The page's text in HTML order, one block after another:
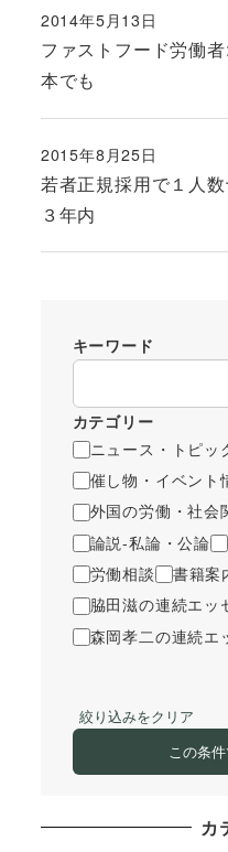
ファストフード労働
本でも
投稿日
2014年5月13日
若者正規採用で１人
３年内
投稿日
2015年8月25日
キーワード
カテゴリー
ニュース・トピッ
催し物・イベント
外国の労働・社会
論説-私論・公論
労働相談
書籍案
脇田滋の連続エッ
森岡孝二の連続エ
絞り込みをクリア
この条
カ